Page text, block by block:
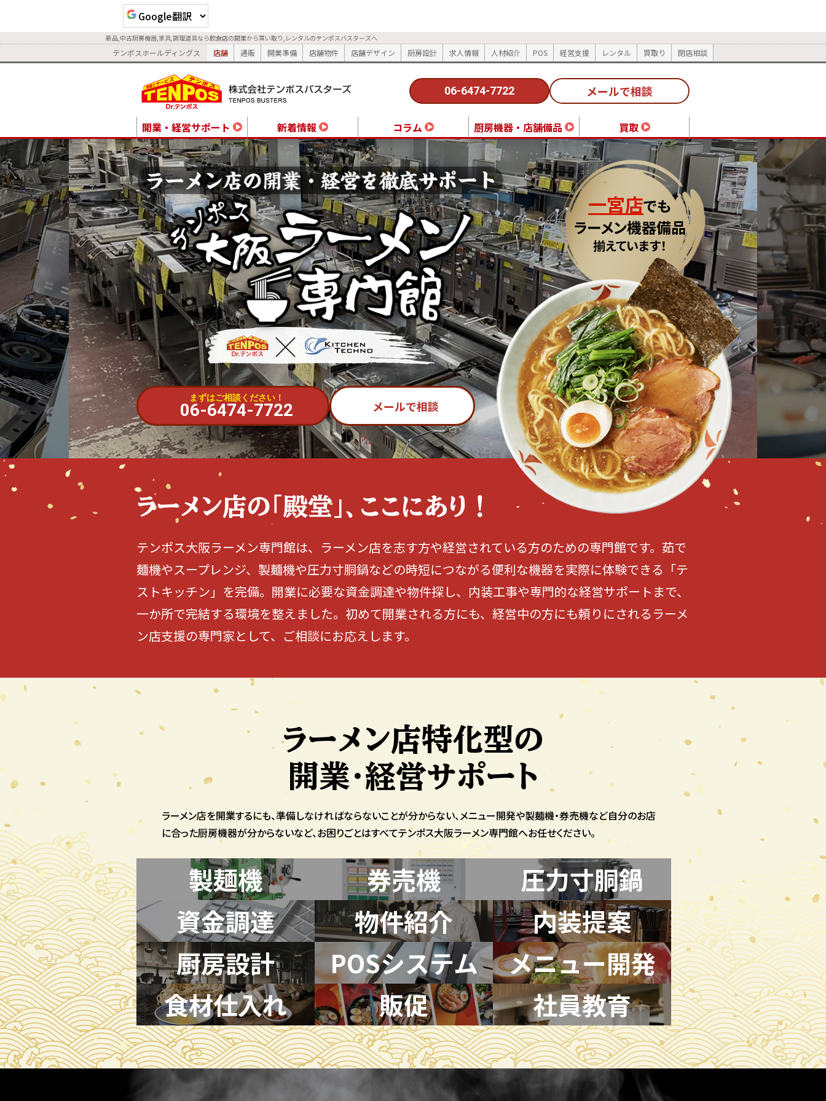
新品,中古厨房機器,家具,調理道具なら飲食店の開業から買い取り,レンタルのテンポスバスターズへ
テンポスホールディングス 店舗 通販 開業準備 店舗物件 店舗デザイン 厨房設計 求人情報 人材紹介 POS 経営支援 レンタル 買取り 閉店相談
06-6474-7722 メールで相談
開業・経営サポート 新着情報 コラム 厨房機器・店舗備品 買取
まずはご相談ください！
06-6474-7722 メールで相談
一宮店でも
ラーメン機器備品
揃えています！
ラーメン店の「殿堂」、ここにあり！
テンポス大阪ラーメン専門館は、ラーメン店を志す方や経営されている方のための専門館です。茹で
麺機やスープレンジ、製麺機や圧力寸胴鍋などの時短につながる便利な機器を実際に体験できる「テ
ストキッチン」を完備。開業に必要な資金調達や物件探し、内装工事や専門的な経営サポートまで、
一か所で完結する環境を整えました。初めて開業される方にも、経営中の方にも頼りにされるラーメ
ン店支援の専門家として、ご相談にお応えします。
ラーメン店特化型の
開業・経営サポート
ラーメン店を開業するにも、準備しなければならないことが分からない、メニュー開発や製麺機・券売機など自分のお店
に合った厨房機器が分からないなど、お困りごとはすべてテンポス大阪ラーメン専門館へお任せください。
製麺機 券売機
圧力寸胴鍋
資金調達
物件紹介
内装提案
厨房設計
POSシステム
メニュー開発
食材仕入れ
販促 社員教育